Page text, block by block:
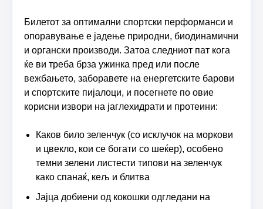
Билетот за оптимални спортски перформанси и
опоравување е јадење природни, биодинамични
и органски производи. Затоа следниот пат кога
ќе ви треба брза ужинка пред или после
вежбањето, заборавете на енергетските барови
и спортските пијалоци, и посегнете по овие
корисни извори на јаглехидрати и протеини:
Каков било зеленчук (со исклучок на моркови
и цвекло, кои се богати со шеќер), особено
темни зелени листести типови на зеленчук
како спанаќ, кељ и блитва
Јајца добиени од кокошки одгледани на